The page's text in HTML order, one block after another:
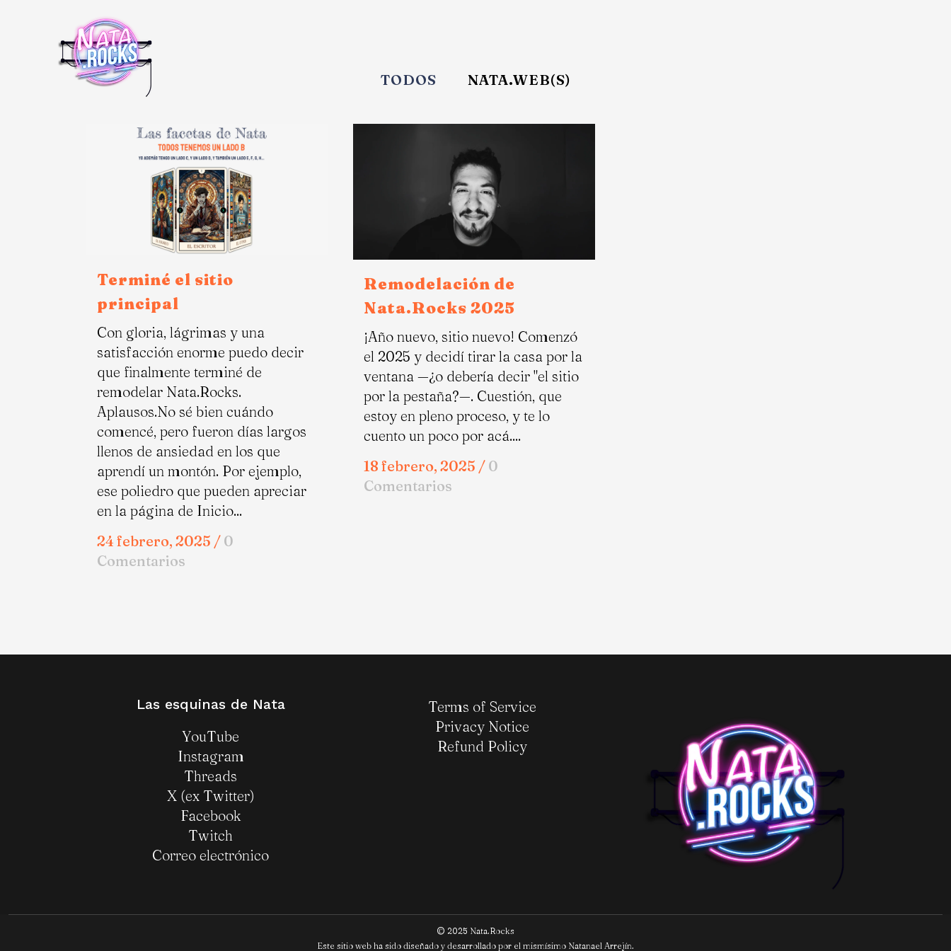
TODOS NATA.WEB(S)
Terminé el sitio
principal
Con gloria, lágrimas y una
satisfacción enorme puedo decir
que finalmente terminé de
remodelar Nata.Rocks.
Aplausos.No sé bien cuándo
comencé, pero fueron días largos
llenos de ansiedad en los que
aprendí un montón. Por ejemplo,
ese poliedro que pueden apreciar
en la página de Inicio...
24 febrero, 2025 / 0
Comentarios
Remodelación de
Nata.Rocks 2025
¡Año nuevo, sitio nuevo! Comenzó
el 2025 y decidí tirar la casa por la
ventana —¿o debería decir "el sitio
por la pestaña?—. Cuestión, que
estoy en pleno proceso, y te lo
cuento un poco por acá....
18 febrero, 2025 / 0
Comentarios
Las esquinas de Nata
YouTube
Instagram
Threads
X (ex Twitter)
Facebook
Twitch
Correo electrónico
Terms of Service
Privacy Notice
Refund Policy
© 2025 Nata.Rocks
Este sitio web ha sido diseñado y desarrollado por el mismísimo Natanael Arrejín.